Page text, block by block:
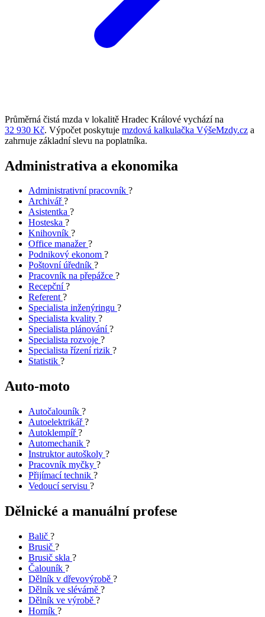
Průměrná čistá mzda v lokalitě Hradec Králové vychází na
32 930 Kč. Výpočet poskytuje mzdová kalkulačka VýšeMzdy.cz a
zahrnuje základní slevu na poplatníka.
Administrativa a ekonomika
Administrativní pracovník ?
Archivář?
Asistentka ?
Hosteska ?
Knihovník ?
Office manažer?
Podnikový ekonom ?
Poštovní úředník ?
Pracovník na přepážce ?
Recepční?
Referent?
Specialista inženýringu ?
Specialista kvality ?
Specialista plánování?
Specialista rozvoje ?
Specialista řízení rizik ?
Statistik ?
Auto-moto
Autočalouník ?
Autoelektrikář?
Autoklempíř?
Automechanik ?
Instruktor autoškoly ?
Pracovník myčky ?
Přijímací technik ?
Vedoucí servisu ?
Dělnické a manuální profese
Balič ?
Brusič ?
Brusič skla ?
Čalouník ?
Dělník v dřevovýrobě ?
Dělník ve slévárně ?
Dělník ve výrobě ?
Horník ?